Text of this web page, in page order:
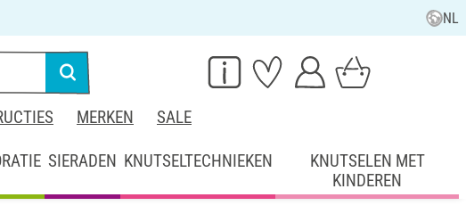
NL
MERKEN SALE
SIERADEN KNUTSELTECHNIEKEN
KNUTSELEN MET
KINDEREN